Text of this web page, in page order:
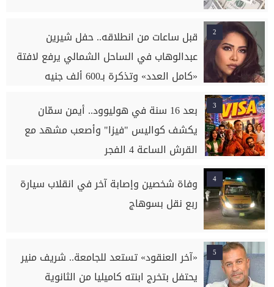
2
قبل ساعات من انطلاقه.. حفل شيرين
عبدالوهاب في الساحل الشمالي يرفع لافتة
«كامل العدد» وتذكرة بـ600 ألف جنيه
3
بعد 16 سنة في هوليوود.. أيمن سمّان
يكشف كواليس "فيزا" وأصعب مشهد مع
القرش الساعة 4 الفجر
4
وفاة شخصين وإصابة آخر في انقلاب سيارة
ربع نقل بسوهاج
5
«آخر العنقود» تستعد للجامعة.. شريف منير
يحتفل بتخرج ابنته كاميليا من الثانوية